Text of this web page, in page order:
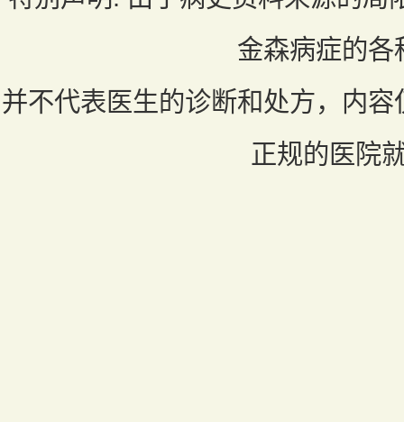
金森病症的各
并不代表医生的诊断和处方，内
正规的医院